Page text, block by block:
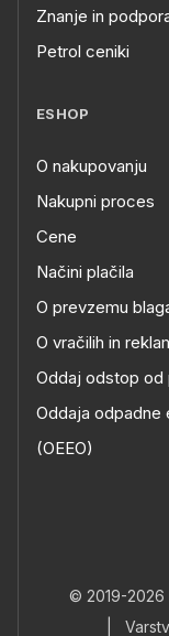
Znanje in
Petrol ceniki
ESHOP
O nakupovanju
Nakupni proces
Cene
Načini plačila
O prevzemu
O vračilih in
Oddaj odstop od
Oddaja odpadne
(OEEO)
© 2019-2026